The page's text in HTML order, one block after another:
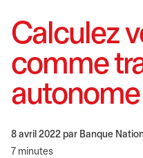
Calculez
comme
autonome
8 avril 2022 par Banque
7 minutes